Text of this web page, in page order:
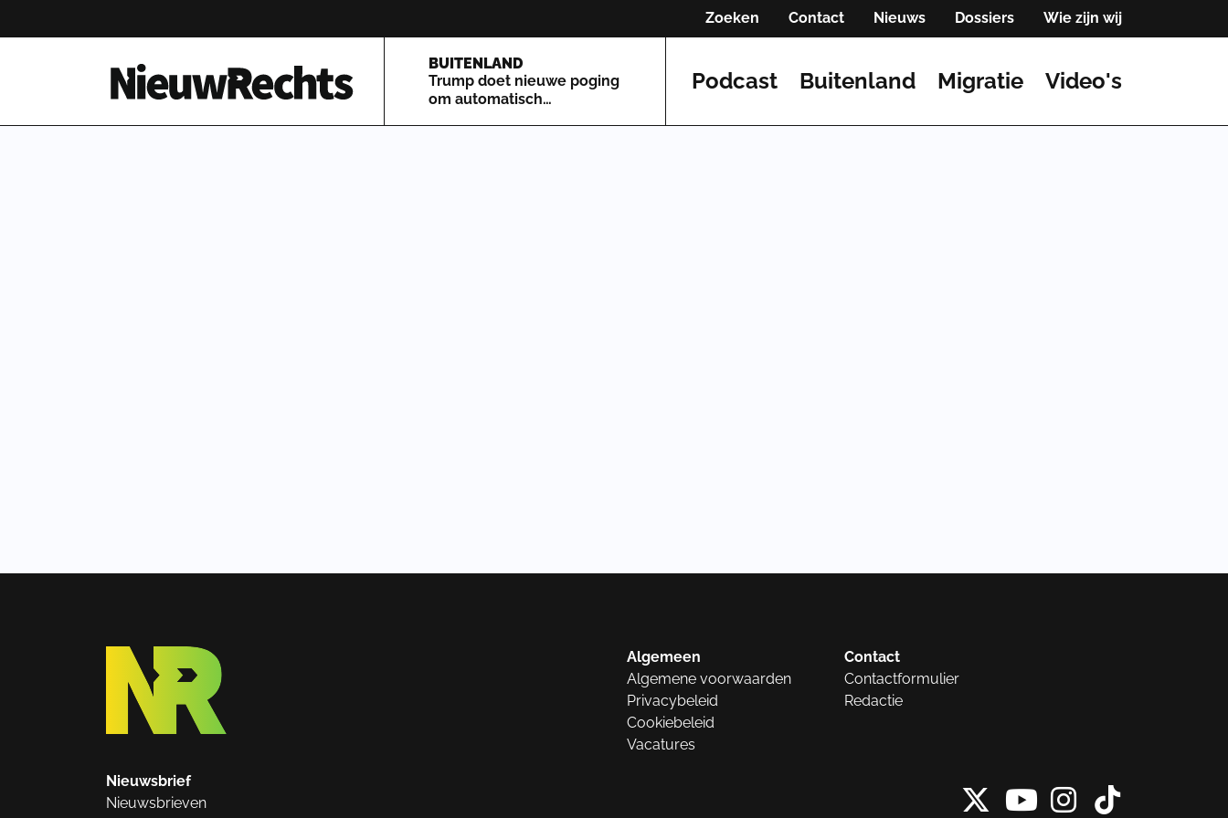
Zoeken Contact Nieuws Dossiers Wie zijn wij
Homepage van NieuwRechts
BUITENLAND
Trump doet nieuwe poging
om automatisch
Podcast Buitenland Migratie Video's
Algemeen
Algemene voorwaarden
Privacybeleid
Cookiebeleid
Vacatures
Contact
Contactformulier
Redactie
Nieuwsbrief
Nieuwsbrieven
X vanInstagram
Tiktok